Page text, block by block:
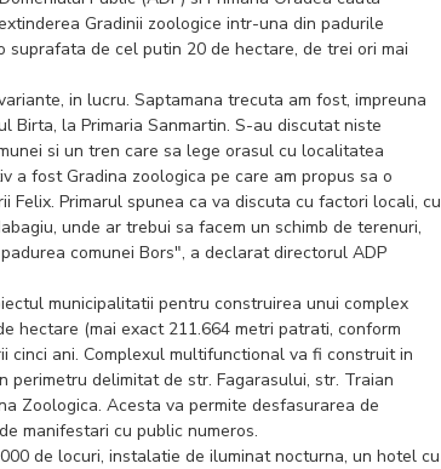
Gradinii zoologice intr-una din padurile
suprafata de cel putin 20 de hectare, de trei ori mai
in lucru. Saptamana trecuta am fost, impreuna
Birta, la Primaria Sanmartin. S-au discutat niste
si un tren care sa lege orasul cu localitatea
a fost Gradina zoologica pe care am propus sa o
Felix. Primarul spunea ca va discuta cu factori locali, cu
unde ar trebui sa facem un schimb de terenuri,
comunei Bors", a declarat directorul ADP
municipalitatii pentru construirea unui complex
hectare (mai exact 211.664 metri patrati, conform
ani. Complexul multifunctional va fi construit in
delimitat de str. Fagarasului, str. Traian
Zoologica. Acesta va permite desfasurarea de
manifestari cu public numeros.
de locuri, instalatie de iluminat nocturna, un hotel cu